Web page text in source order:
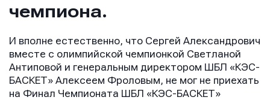
чемпиона.
И вполне естественно, что Сергей Александрович
вместе с олимпийской чемпионкой Светланой
Антиповой и генеральным директором ШБЛ «КЭС-
БАСКЕТ» Алексеем Фроловым, не мог не приехать
на Финал Чемпионата ШБЛ «КЭС-БАСКЕТ»